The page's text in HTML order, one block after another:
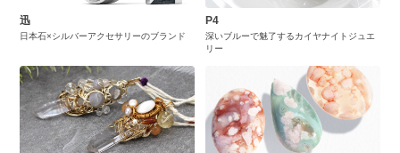
迅
日本石×シルバーアクセサリーのブランド
P4
深いブルーで魅了するカイヤナイトジュエ
リー